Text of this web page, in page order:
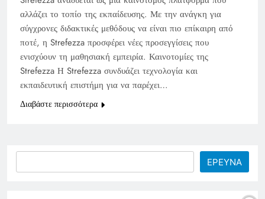
αλλάζει το τοπίο της εκπαίδευσης. Με την ανάγκη για
σύγχρονες διδακτικές μεθόδους να είναι πιο επίκαιρη από
ποτέ, η Strefezza προσφέρει νέες προσεγγίσεις που
ενισχύουν τη μαθησιακή εμπειρία. Καινοτομίες της
Strefezza Η Strefezza συνδυάζει τεχνολογία και
εκπαιδευτική επιστήμη για να παρέχει…
Διαβάστε περισσότερα
ΕΡΕΥΝΑ